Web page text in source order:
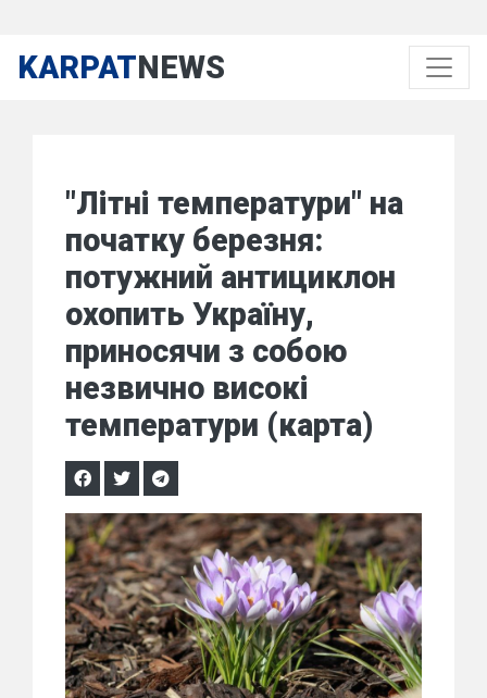
KARPATNEWS
"Літні температури" на
початку березня:
потужний антициклон
охопить Україну,
приносячи з собою
незвично високі
температури (карта)